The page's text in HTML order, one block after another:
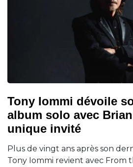
Tony Iommi dévoile
album solo avec
unique invité
Plus de vingt ans après son
Tony Iommi revient avec From